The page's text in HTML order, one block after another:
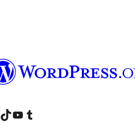
আমাদের TikTok অ্যাকাউন্টটি দেখুনআমাদের ইউটিউব চ্যানেলে যান আমাদের টাম্বলার অ্যাকাউন্ট দেখুন